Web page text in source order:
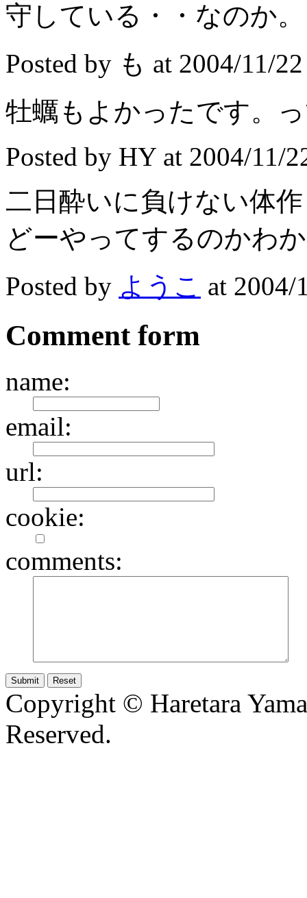
守している・・なのか。
Posted by も at 2004/11/
牡蠣もよかったです。
Posted by HY at 2004/11/
二日酔いに負けない体
どーやってするのかわ
Posted by ようこ at 2004/
Comment form
name:
email:
url:
cookie:
comments:
Copyright © Haretara
Reserved.